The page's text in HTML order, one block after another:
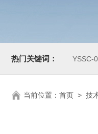
热门关键词： YSSC-
当前位置： 首页 > 技